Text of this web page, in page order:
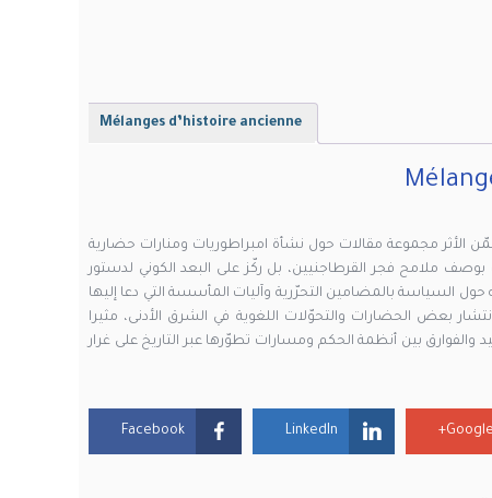
Mélanges d’histoire ancienne
الأثر مجموعة مقالات حول نشأة امبراطوريات ومنارات حضارية
ملامح فجر القرطاجنيين، بل ركّز على البعد الكوني لدستور
السياسة بالمضامين التحرّرية وآليات المأسسة التي دعا إليها
بعض الحضارات والتحوّلات اللغوية في الشرق الأدنى، مثيرا
والفوارق بين أنظمة الحكم ومسارات تطوّرها عبر التاريخ على غرار
Facebook LinkedIn Google+